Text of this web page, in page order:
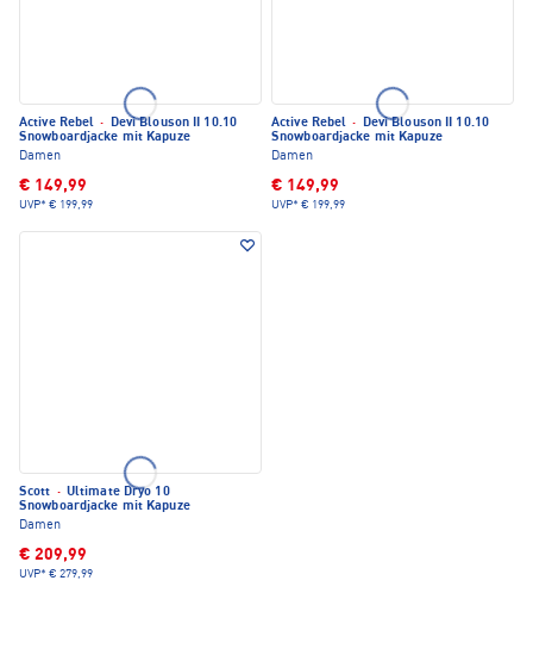
Active Rebel ·
Devi Blouson II 10.10
Snowboardjacke mit Kapuze
Damen
€ 149,99
UVP* € 199,99
Active Rebel ·
Devi Blouson II 10.10
Snowboardjacke mit Kapuze
Damen
€ 149,99
UVP* € 199,99
Scott · Ultimate Dryo 10
Snowboardjacke mit Kapuze
Damen
€ 209,99
UVP* € 279,99